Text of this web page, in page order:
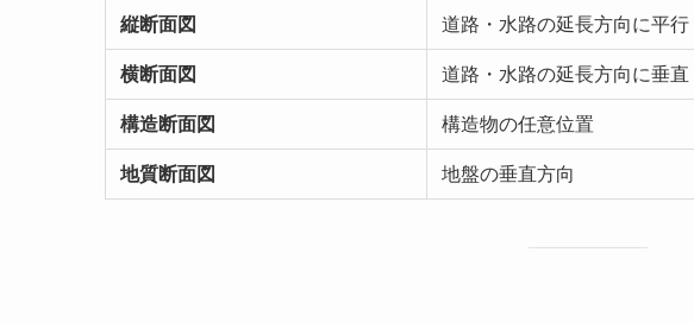
縦断面図 道路・水路の延長方向に平行
横断面図 道路・水路の延長方向に垂直
構造断面図 構造物の任意位置
地質断面図 地盤の垂直方向